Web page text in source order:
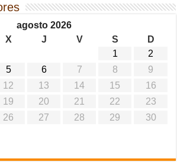
agosto 2026
X J V S
D
1
2
5 6 7 8
9
12 13 14 15
16
19 20 21 22
23
26 27 28 29
30